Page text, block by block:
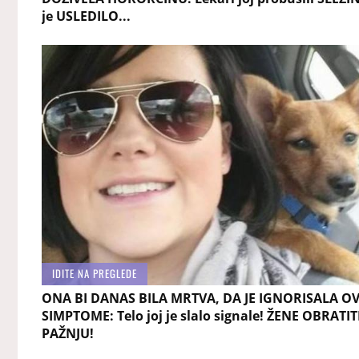
je USLEDILO...
IDITE NA PREGLEDE
ONA BI DANAS BILA MRTVA, DA JE IGNORISALA
SIMPTOME: Telo joj je slalo signale! ŽENE
PAŽNJU!